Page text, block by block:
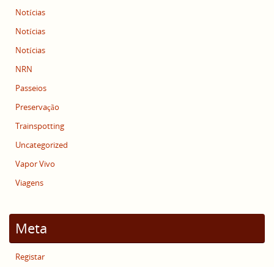
Notícias
Notícias
Notícias
NRN
Passeios
Preservação
Trainspotting
Uncategorized
Vapor Vivo
Viagens
Meta
Registar